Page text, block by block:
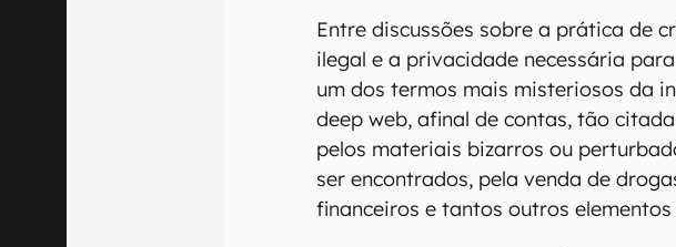
Entre discussões sobre a prática de
ilegal e a privacidade necessária
um dos termos mais misteriosos da
deep web, afinal de contas, tão
pelos materiais bizarros ou
ser encontrados, pela venda de
financeiros e tantos outros